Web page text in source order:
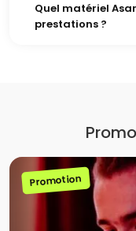
Quel matériel
prestations ?
Promotion